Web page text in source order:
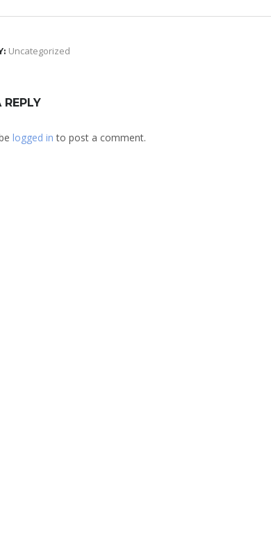
Uncategorized
REPLY
logged in to post a comment.